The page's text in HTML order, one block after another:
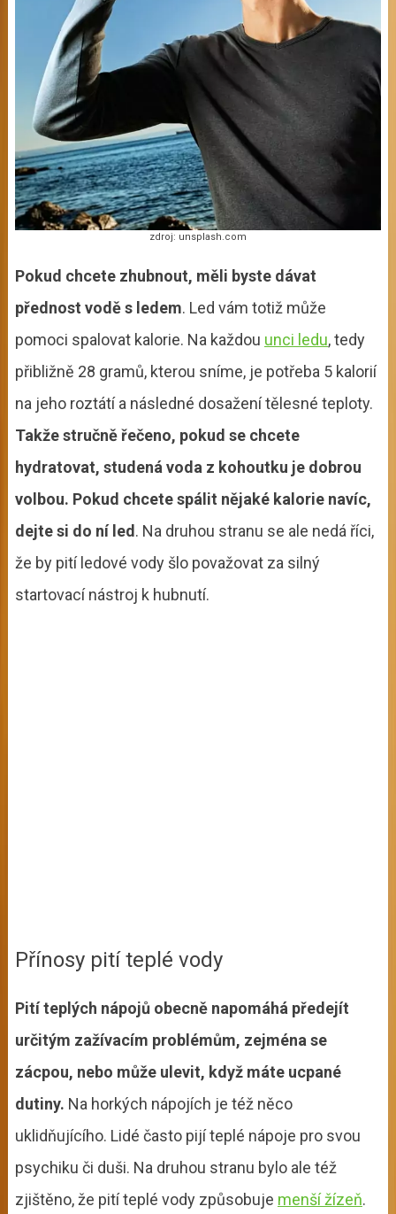
zdroj: unsplash.com
Pokud chcete zhubnout, měli byste dávat
přednost vodě s ledem. Led vám totiž může
pomoci spalovat kalorie. Na každou unci ledu, tedy
přibližně 28 gramů, kterou sníme, je potřeba 5 kalorií
na jeho roztátí a následné dosažení tělesné teploty.
Takže stručně řečeno, pokud se chcete
hydratovat, studená voda z kohoutku je dobrou
volbou. Pokud chcete spálit nějaké kalorie navíc,
dejte si do ní led. Na druhou stranu se ale nedá říci,
že by pití ledové vody šlo považovat za silný
startovací nástroj k hubnutí.
Přínosy pití teplé vody
Pití teplých nápojů obecně napomáhá předejít
určitým zažívacím problémům, zejména se
zácpou, nebo může ulevit, když máte ucpané
dutiny. Na horkých nápojích je též něco
uklidňujícího. Lidé často pijí teplé nápoje pro svou
psychiku či duši. Na druhou stranu bylo ale též
zjištěno, že pití teplé vody způsobuje menší žízeň.